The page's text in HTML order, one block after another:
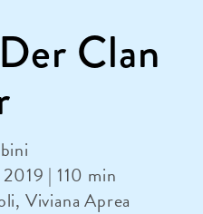
Clan
| 110 min
Viviana Aprea